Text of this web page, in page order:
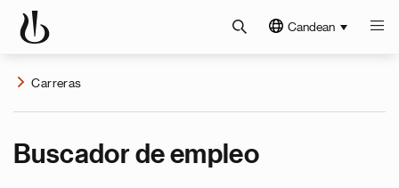
Candean
Carreras
Buscador de empleo